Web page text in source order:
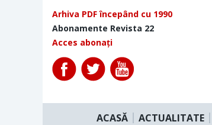
Arhiva PDF începând cu 1990
Abonamente Revista 22
Acces abonați
ACASĂ ACTUALITATE